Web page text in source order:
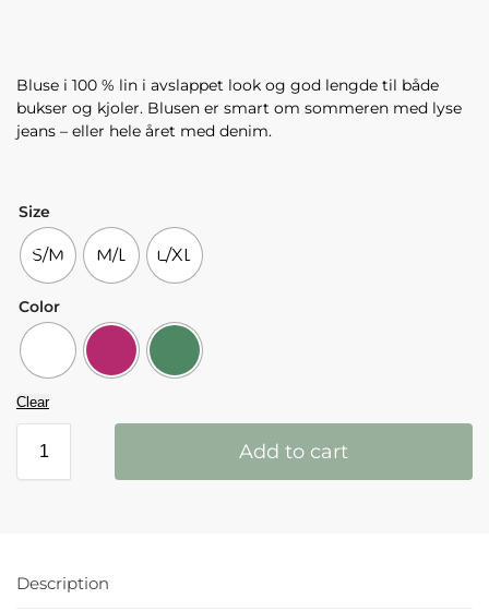
Bluse i 100 % lin i avslappet look og god lengde til både
bukser og kjoler. Blusen er smart om sommeren med lyse
jeans – eller hele året med denim.
Size
S/M M/L L/XL
Color
Clear
Add to cart
Description